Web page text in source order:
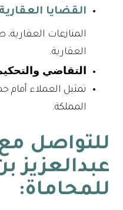
القضايا
المنازعات
العقارية.
التقاضي
تمثيل العملاء أمام
المملكة.
للتواصل
عبدالعزيز
للمحاماة: